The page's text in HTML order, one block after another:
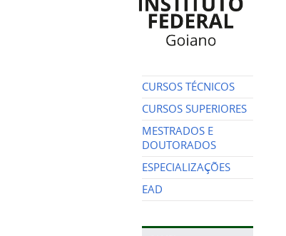
CURSOS TÉCNICOS
CURSOS SUPERIORES
MESTRADOS E
DOUTORADOS
ESPECIALIZAÇÕES
EAD